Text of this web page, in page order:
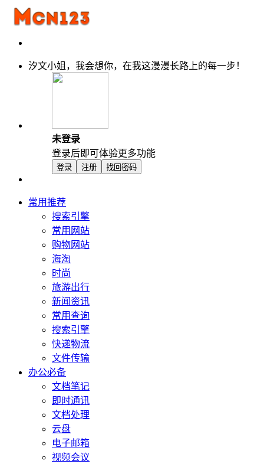
汐文小姐，我会想你，在我这漫漫长路上的每一步！
未登录
登录后即可体验更多功能
登录 注册 找回密码
常用推荐
搜索引擎
常用网站
购物网站
海淘
时尚
旅游出行
新闻资讯
常用查询
搜索引擎
快递物流
文件传输
办公必备
文档笔记
即时通讯
文档处理
云盘
电子邮箱
视频会议